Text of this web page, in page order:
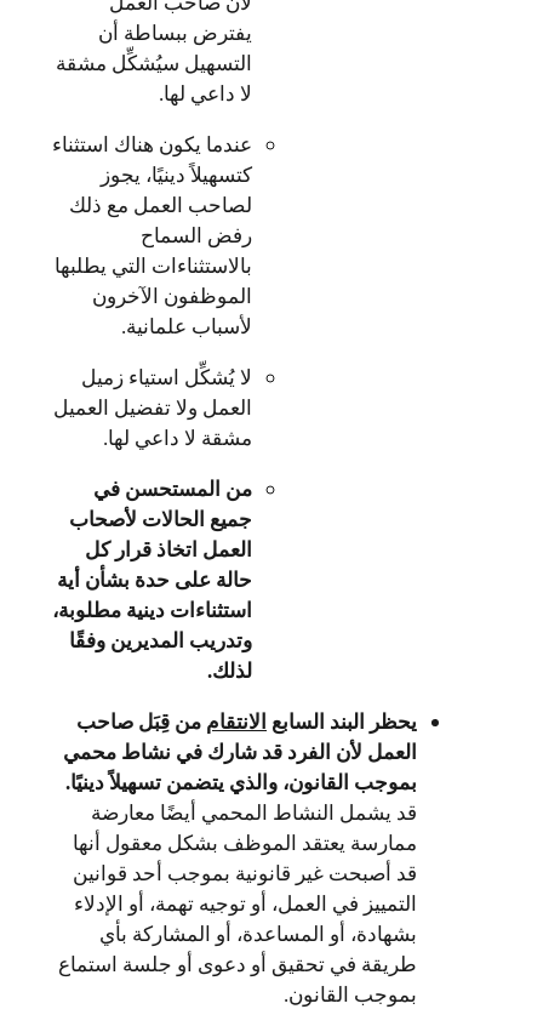
يفترض ببساطة أن
التسهيل سيُشكِّل مشقة
لا داعي لها.
عندما يكون هناك استثناء
كتسهيلاً دينيًا، يجوز
لصاحب العمل مع ذلك
رفض السماح
بالاستثناءات التي يطلبها
الموظفون الآخرون
لأسباب علمانية.
لا يُشكِّل استياء زميل
العمل ولا تفضيل العميل
مشقة لا داعي لها.
من المستحسن في
جميع الحالات لأصحاب
العمل اتخاذ قرار كل
حالة على حدة بشأن أية
استثناءات دينية مطلوبة،
وتدريب المديرين وفقًا
لذلك.
يحظر البند السابع الانتقام من قِبَل صاحب
العمل لأن الفرد قد شارك في نشاط محمي
بموجب القانون، والذي يتضمن تسهيلاً دينيًا.
قد يشمل النشاط المحمي أيضًا معارضة
ممارسة يعتقد الموظف بشكل معقول أنها
قد أصبحت غير قانونية بموجب أحد قوانين
التمييز في العمل، أو توجيه تهمة، أو الإدلاء
بشهادة، أو المساعدة، أو المشاركة بأي
طريقة في تحقيق أو دعوى أو جلسة استماع
بموجب القانون.